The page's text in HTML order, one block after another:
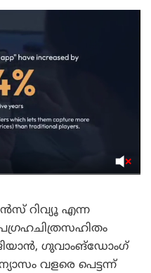
റിവ്യൂ എന്ന
ഗുവാംങ്‌ഡോംഗ്
വളരെ പെട്ടന്ന്